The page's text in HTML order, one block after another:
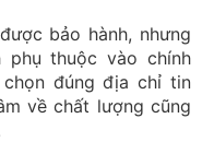
bảo hành, nhưng
thuộc vào chính
đúng địa chỉ tin
về chất lượng cũng